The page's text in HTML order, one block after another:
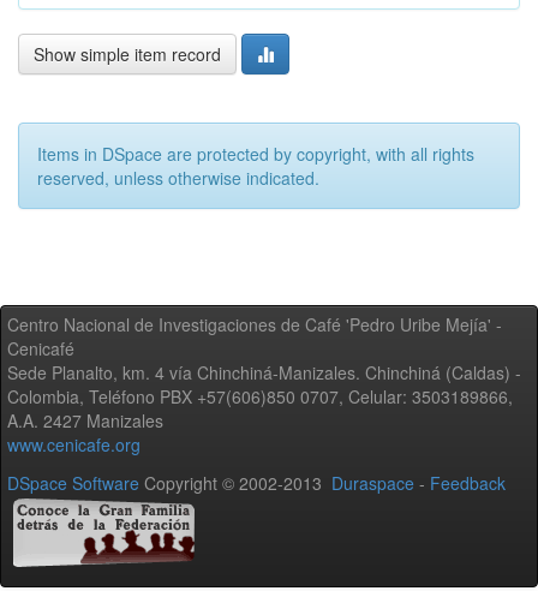
Show simple item record
Items in DSpace are protected by copyright, with all rights
reserved, unless otherwise indicated.
Centro Nacional de Investigaciones de Café 'Pedro Uribe Mejía' -
Cenicafé
Sede Planalto, km. 4 vía Chinchiná-Manizales. Chinchiná (Caldas) -
Colombia, Teléfono PBX +57(606)850 0707, Celular: 3503189866,
A.A. 2427 Manizales
www.cenicafe.org
DSpace Software Copyright © 2002-2013 Duraspace - Feedback